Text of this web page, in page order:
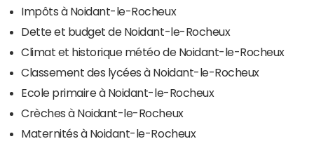
Impôts à Noidant-le-Rocheux
Dette et budget de Noidant-le-Rocheux
Climat et historique météo de Noidant-le-Rocheux
Classement des lycées à Noidant-le-Rocheux
Ecole primaire à Noidant-le-Rocheux
Crèches à Noidant-le-Rocheux
Maternités à Noidant-le-Rocheux